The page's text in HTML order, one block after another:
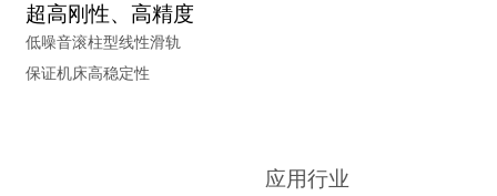
超高刚性、高精度
低噪音滚柱型线性滑轨
保证机床高稳定性
应用行业